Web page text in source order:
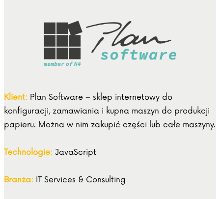
Klient: Plan Software – sklep internetowy do
konfiguracji, zamawiania i kupna maszyn do produkcji
papieru. Można w nim zakupić części lub całe maszyny.
Technologie: JavaScript
Branża: IT Services & Consulting